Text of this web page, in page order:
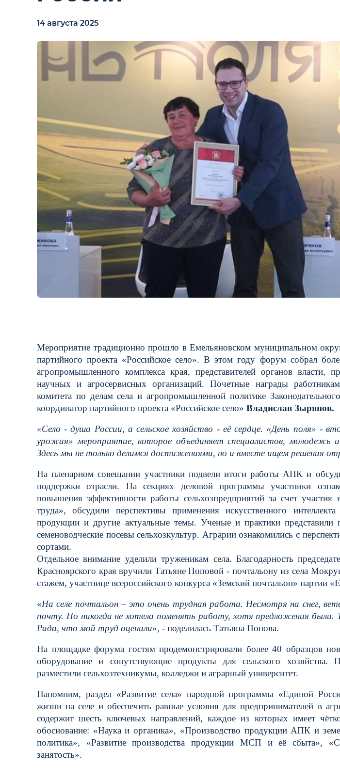
14 августа 2025
Мероприятие традиционно прошло в Емельяновском муниципальном
партийного проекта «Российское село». В этом году форум собрал
агропромышленного комплекса края, представителей органов власти,
научных и агросервисных организаций. Почетные награды
комитета по делам села и агропромышленной политике
координатор партийного проекта «Российское село» Владислав Зырянов.
«Село - душа России, а сельское хозяйство - её сердце. «День поля» -
урожая» мероприятие, которое объединяет специалистов, молодежь и
Здесь мы не только делимся достижениями, но и вместе ищем решения
На пленарном совещании участники подвели итоги работы АПК и
поддержки отрасли. На секциях деловой программы участники
повышения эффективности работы сельхозпредприятий за счет участия
труда», обсудили перспективы применения искусственного
продукции и другие актуальные темы. Ученые и практики представили
семеноводческие посевы сельхозкультур. Аграрии ознакомились с
сортами.
Отдельное внимание уделили труженикам села. Благодарность
Красноярского края вручили Татьяне Поповой - почтальону из села
стажем, участнице всероссийского конкурса «Земский почтальон» партии
«На селе почтальон – это очень трудная работа. Несмотря на снег,
почту. Но никогда не хотела поменять работу, хотя предложения
Рада, что мой труд оценили», - поделилась Татьяна Попова.
На площадке форума гостям продемонстрировали более 40 образцов
оборудование и сопутствующие продукты для сельского хозяйства.
разместили сельхозтехникумы, колледжи и аграрный университет.
Напомним, раздел «Развитие села» народной программы «Единой
жизни на селе и обеспечить равные условия для предпринимателей в
содержит шесть ключевых направлений, каждое из которых имеет
обоснование: «Наука и органика», «Производство продукции АПК и
политика», «Развитие производства продукции МСП и её сбыта»,
занятость».